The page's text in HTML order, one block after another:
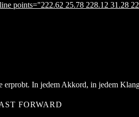
points="222.62 25.78 228.12 31.28
In jedem Akkord, in jedem
FORWARD